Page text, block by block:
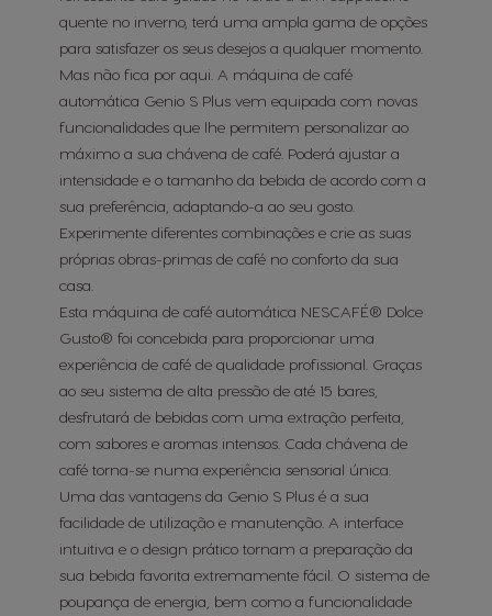
quente no inverno, terá uma ampla gama de opções
para satisfazer os seus desejos a qualquer momento.
Mas não fica por aqui. A máquina de café
automática Genio S Plus vem equipada com novas
funcionalidades que lhe permitem personalizar ao
máximo a sua chávena de café. Poderá ajustar a
intensidade e o tamanho da bebida de acordo com a
sua preferência, adaptando-a ao seu gosto.
Experimente diferentes combinações e crie as suas
próprias obras-primas de café no conforto da sua
casa.
Esta máquina de café automática NESCAFÉ® Dolce
Gusto® foi concebida para proporcionar uma
experiência de café de qualidade profissional. Graças
ao seu sistema de alta pressão de até 15 bares,
desfrutará de bebidas com uma extração perfeita,
com sabores e aromas intensos. Cada chávena de
café torna-se numa experiência sensorial única.
Uma das vantagens da Genio S Plus é a sua
facilidade de utilização e manutenção. A interface
intuitiva e o design prático tornam a preparação da
sua bebida favorita extremamente fácil. O sistema de
poupança de energia, bem como a funcionalidade